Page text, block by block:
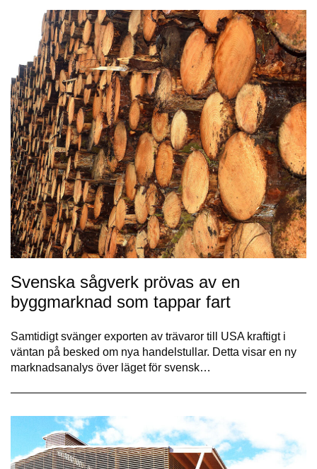
Svenska sågverk prövas av en
byggmarknad som tappar fart
Samtidigt svänger exporten av trävaror till USA kraftigt i
väntan på besked om nya handelstullar. Detta visar en ny
marknadsanalys över läget för svensk…